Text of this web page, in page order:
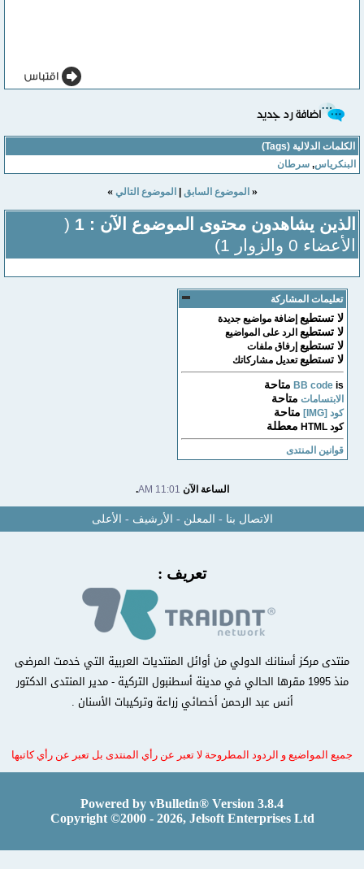
الكلمات الدلالية (Tags)
البنكرياس ,سرطان
« الموضوع السابق|الموضوع التالي »
الذين يشاهدون محتوى الموضوع الآن : 1
(
الأعضاء 0 والزوار 1)
تعليمات المشاركة
لا تستطيعإضافة مواضيع جديدة
لا تستطيعالرد على المواضيع
لا تستطيعإرفاق ملفات
لا تستطيعتعديل مشاركاتك
BB codeis متاحة
الابتسامات متاحة
كود [IMG] متاحة
كود HTML معطلة
قوانين المنتدى
الساعة الآن11:01 AM
.
الاتصال بنا-المعلن-الأرشيف -الأعلى
تعريف :
منتدى مركز أسنانك الدولي من أوائل المنتديات العربية التي خدمت المرضى
منذ 1995 مقرها الحالي في مدينة أسطنبول التركية - مدير المنتدى الدكتور
أنس عبد الرحمن أخصائي زراعة وتركيبات الأسنان .
جميع المواضيع و الردود المطروحة لا تعبر عن رأي المنتدى بل تعبر عن رأي كاتبها
Powered by vBulletin® Version 3.8.4
Copyright ©2000 - 2026, Jelsoft Enterprises Ltd